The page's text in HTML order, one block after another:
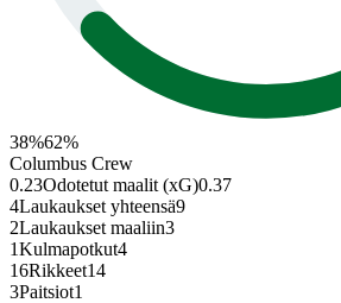
38%62%
Columbus Crew
0.23Odotetut maalit (xG)0.37
4Laukaukset yhteensä9
2Laukaukset maaliin3
1Kulmapotkut4
16Rikkeet14
3Paitsiot1